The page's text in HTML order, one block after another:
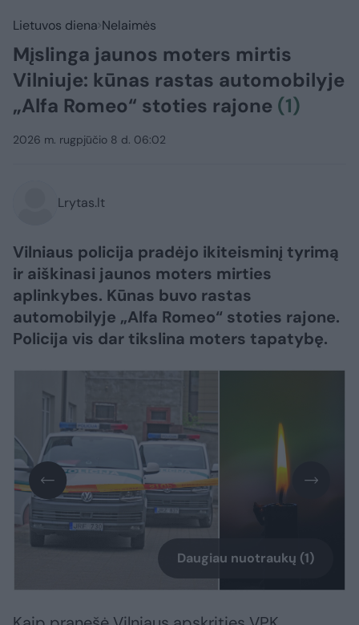
Lietuvos diena Nelaimės
Mįslinga jaunos moters mirtis
Vilniuje: kūnas rastas automobilyje
„Alfa Romeo“ stoties rajone (1)
2026 m. rugpjūčio 8 d. 06:02
Lrytas.lt
Vilniaus policija pradėjo ikiteisminį tyrimą
ir aiškinasi jaunos moters mirties
aplinkybes. Kūnas buvo rastas
automobilyje „Alfa Romeo“ stoties rajone.
Policija vis dar tikslina moters tapatybę.
Daugiau nuotraukų (1)